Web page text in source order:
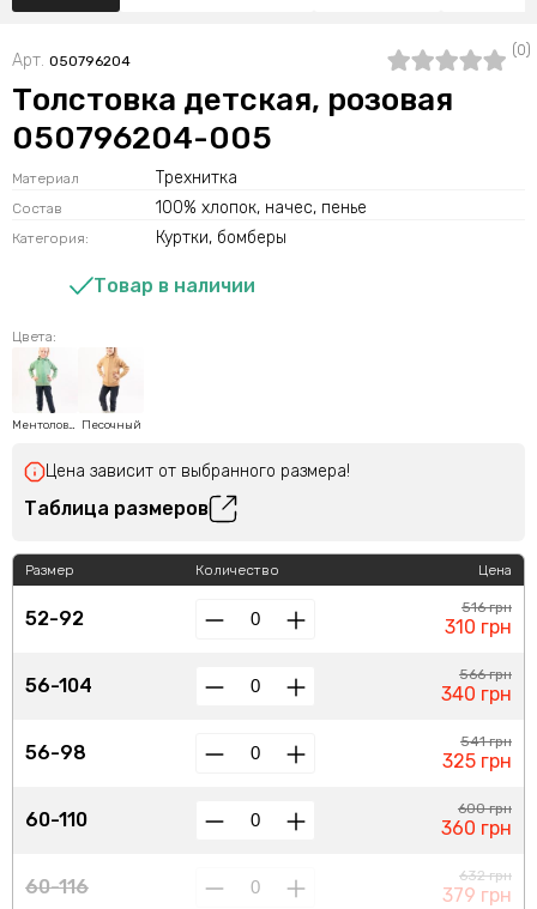
Арт. 050796204
(0)
Толстовка детская, розовая
050796204-005
Материал Трехнитка
Состав 100% хлопок, начес, пенье
Категория: Куртки, бомберы
Товар в наличии
Цвета:
Ментоловый Песочный
Цена зависит от выбранного размера!
Таблица размеров
Размер
52-92
56-104
56-98
60-110
60-116
Количество Цена
516 грн
310 грн
566 грн
340 грн
541 грн
325 грн
600 грн
360 грн
632 грн
379 грн